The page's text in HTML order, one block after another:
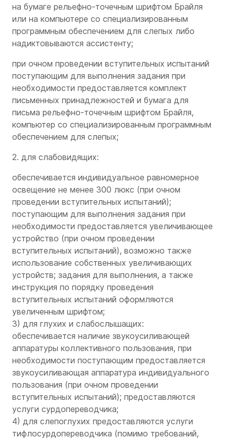
на бумаге рельефно-точечным шрифтом Брайля
или на компьютере со специализированным
программным обеспечением для слепых либо
надиктовываются ассистенту;
при очном проведении вступительных испытаний
поступающим для выполнения задания при
необходимости предоставляется комплект
письменных принадлежностей и бумага для
письма рельефно-точечным шрифтом Брайля,
компьютер со специализированным программным
обеспечением для слепых;
2. для слабовидящих:
обеспечивается индивидуальное равномерное
освещение не менее 300 люкс (при очном
проведении вступительных испытаний);
поступающим для выполнения задания при
необходимости предоставляется увеличивающее
устройство (при очном проведении
вступительных испытаний), возможно также
использование собственных увеличивающих
устройств; задания для выполнения, а также
инструкция по порядку проведения
вступительных испытаний оформляются
увеличенным шрифтом;
3) для глухих и слабослышащих:
обеспечивается наличие звукоусиливающей
аппаратуры коллективного пользования, при
необходимости поступающим предоставляется
звукоусиливающая аппаратура индивидуального
пользования (при очном проведении
вступительных испытаний); предоставляются
услуги сурдопереводчика;
4) для слепоглухих предоставляются услуги
тифлосурдопереводчика (помимо требований,